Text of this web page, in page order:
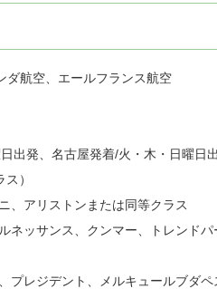
ダ航空、エールフランス航空
出発、名古屋発着/火・木・日曜日
）
、アリストンまたは同等クラス
ッサンス、クンマー、トレンド
レジデント、メルキュールブダ